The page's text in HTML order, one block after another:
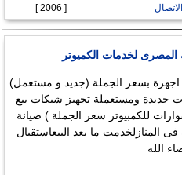
[ 2006 ]
لخدمات الكميوتر
اجهزة بسعر الجملة (جديد و مستعمل)
جديدة ومستعملة تجهيز شبكات بيع
للكمبيوتر سعر الجملة ) صيانة
فى المنازلخدمت ما بعد البيعاستقبال
الله